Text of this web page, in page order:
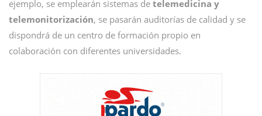
ejemplo, se emplearán sistemas de telemedicina y
telemonitorización, se pasarán auditorías de calidad y se
dispondrá de un centro de formación propio en
colaboración con diferentes universidades.